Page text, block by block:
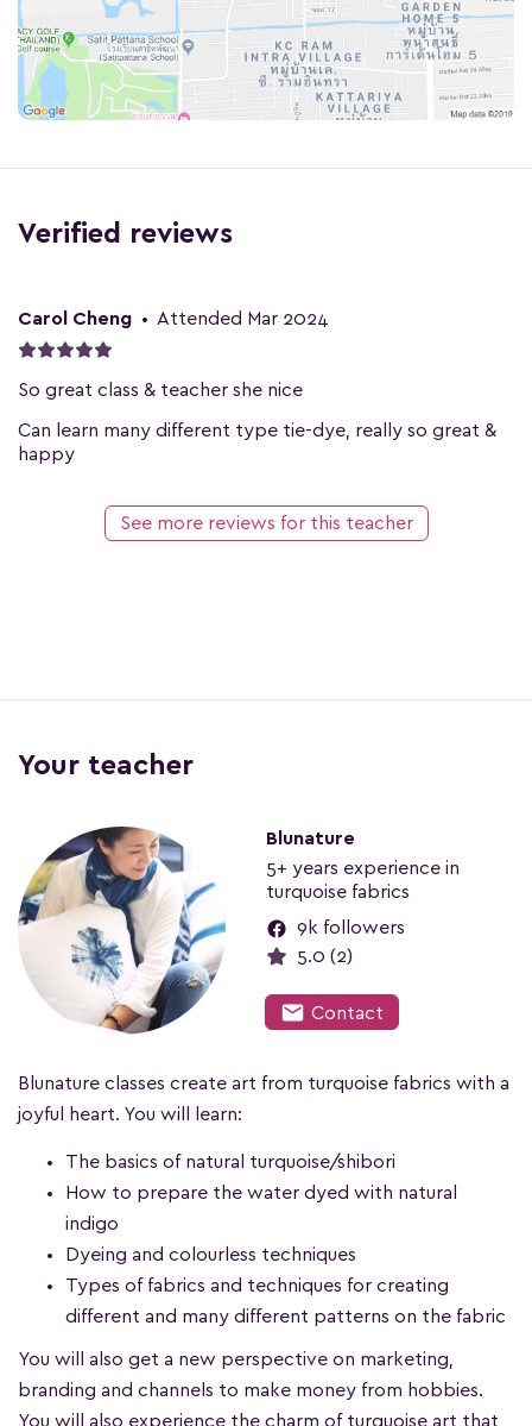
Verified reviews
Carol Cheng • Attended Mar 2024
So great class & teacher she nice
Can learn many different type tie-dye, really so great &
happy
See more reviews for this teacher
Your teacher
Blunature
5+ years experience in
turquoise fabrics
9k followers
5.0 (2)
mail Contact
Blunature classes create art from turquoise fabrics with a
joyful heart. You will learn:
The basics of natural turquoise/shibori
How to prepare the water dyed with natural
indigo
Dyeing and colourless techniques
Types of fabrics and techniques for creating
different and many different patterns on the fabric
You will also get a new perspective on marketing,
branding and channels to make money from hobbies.
You will also experience the charm of turquoise art that